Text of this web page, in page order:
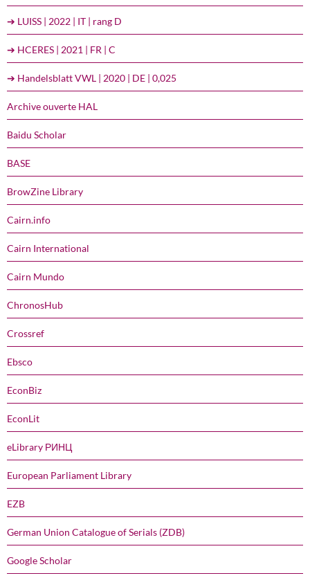
➔ LUISS | 2022 | IT | rang D
➔ HCERES | 2021 | FR | C
➔ Handelsblatt VWL | 2020 | DE | 0,025
Archive ouverte HAL
Baidu Scholar
BASE
BrowZine Library
Cairn.info
Cairn International
Cairn Mundo
ChronosHub
Crossref
Ebsco
EconBiz
EconLit
eLibrary РИНЦ
European Parliament Library
EZB
German Union Catalogue of Serials (ZDB)
Google Scholar